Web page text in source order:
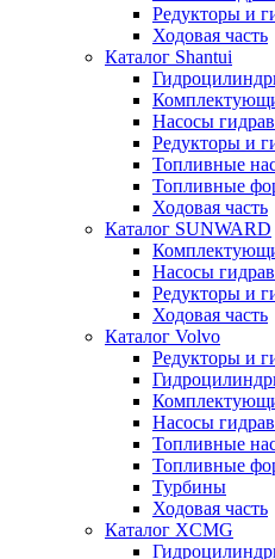
Редукторы и
Ходовая часть
Каталог Shantui
Насосы
Редукторы и
Топливные
Топливные
Ходовая часть
Каталог SUNWARD
Насосы
Редукторы и
Ходовая часть
Каталог Volvo
Редукторы и
Насосы
Топливные
Топливные
Турбины
Ходовая часть
Каталог XCMG